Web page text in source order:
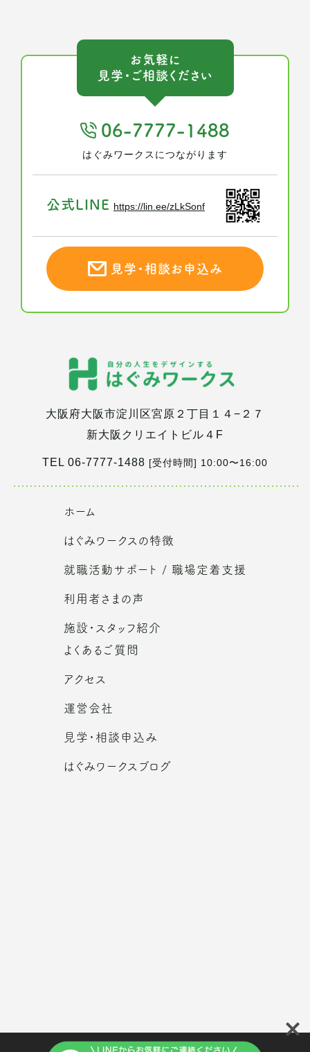
お気軽に
見学・ご相談ください
06-7777-1488
はぐみワークスにつながります
公式LINE https://lin.ee/zLkSonf
見学・相談お申込み
大阪府大阪市淀川区宮原２丁目１４−２７
新大阪クリエイトビル４F
TEL 06-7777-1488 [受付時間] 10:00〜16:00
ホーム
はぐみワークスの特徴
就職活動サポート / 職場定着支援
利用者さまの声
施設・スタッフ紹介
よくあるご質問
アクセス
運営会社
見学・相談申込み
はぐみワークスブログ